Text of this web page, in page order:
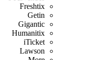
Freshtix
Getin
Gigantic
Humanitix
iTicket
Lawson